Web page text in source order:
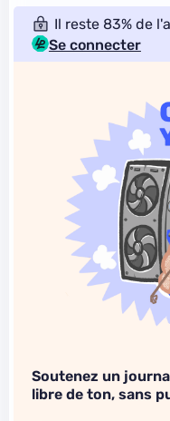
Il reste 83% de
Se connecter
Soutenez un
libre de ton, sans